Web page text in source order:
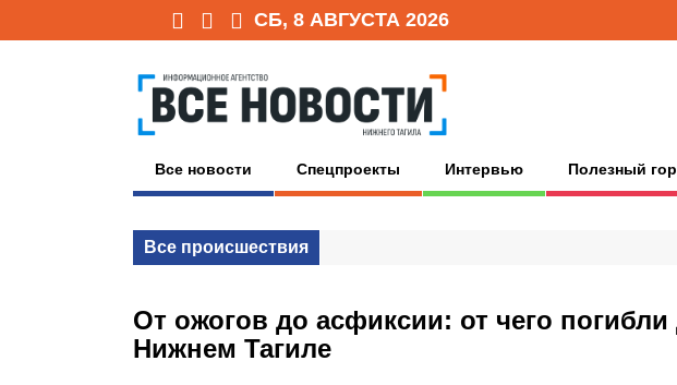
СБ, 8 АВГУСТА 2026
Все новости Спецпроекты Интервью Полезный
Все происшествия
От ожогов до асфиксии: от чего
Нижнем Тагиле